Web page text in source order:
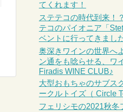
てくれます！
ステテコの時代到来！
テコのパイオニア「
ベントに行ってきまし
奥深きワインの世界へ
ン通をも唸らせる、ワ
Firadis WINE CLUB♪
大型おもちゃのサブス
ークルトイズ（ Circle
フェリシモの2021秋冬